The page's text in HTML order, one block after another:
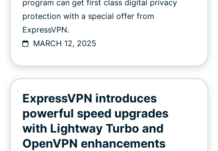
program can get first class digital privacy
protection with a special offer from
ExpressVPN.
MARCH 12, 2025
ExpressVPN introduces
powerful speed upgrades
with Lightway Turbo and
OpenVPN enhancements